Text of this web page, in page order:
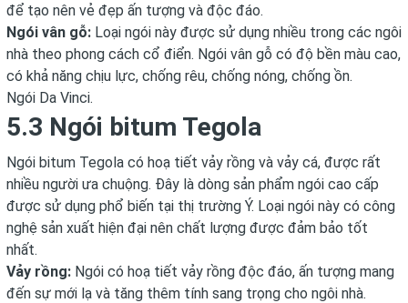
để tạo nên vẻ đẹp ấn tượng và độc đáo.
Ngói vân gỗ: Loại ngói này được sử dụng nhiều trong các ngôi
nhà theo phong cách cổ điển. Ngói vân gỗ có độ bền màu cao,
có khả năng chịu lực, chống rêu, chống nóng, chống ồn.
Ngói Da Vinci.
5.3 Ngói bitum Tegola
Ngói bitum Tegola có hoạ tiết vảy rồng và vảy cá, được rất
nhiều người ưa chuộng. Đây là dòng sản phẩm ngói cao cấp
được sử dụng phổ biến tại thị trường Ý. Loại ngói này có công
nghệ sản xuất hiện đại nên chất lượng được đảm bảo tốt
nhất.
Vảy rồng: Ngói có hoạ tiết vảy rồng độc đáo, ấn tượng mang
đến sự mới lạ và tăng thêm tính sang trọng cho ngôi nhà.